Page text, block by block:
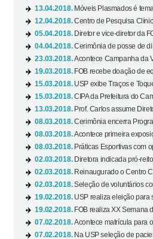
13.04.2018. Móveis Plasmados é
12.04.2018.Centro de Pesquisa
05.04.2018. Diretor e vice-diretor da
04.04.2018.Cerimônia de posse de
23.03.2018.Acontece Campanha da
19.03.2018. FOB recebe doação de
15.03.2018. USP exibe Traços e
15.03.2018.CIPA da Prefeitura do
13.03.2018. Prof. Carlos assume
08.03.2018.Cerimônia encerra
08.03.2018.Acontece primeira
08.03.2018. Práticas Esportivas com
02.03.2018. Diretora indicada pró-
02.03.2018. Reinaugurado o Centro
02.03.2018.Seleção de voluntários
19.02.2018. USP realiza eleição para
19.02.2018. FOB realiza XX Semana
07.02.2018.Acontece matrícula para
07.02.2018. Na USP seleção de